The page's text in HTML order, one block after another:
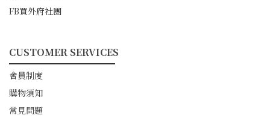
FB買外府社團
CUSTOMER SERVICES
━━━━━━━━━━━
會員制度
購物須知
常見問題